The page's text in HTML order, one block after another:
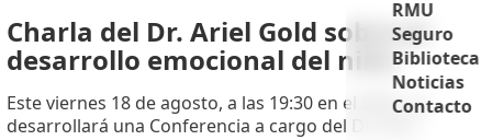
RMU
Seguro
Biblioteca
Noticias
Contacto
Charla del Dr. Ariel Gold sobre el
desarrollo emocional del niño
Este viernes 18 de agosto, a las 19:30 en el SMU, se
desarrollará una Conferencia a cargo del Dr. Ariel